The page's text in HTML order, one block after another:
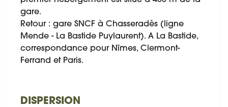
gare.
Retour : gare SNCF à Chasseradès (ligne
Mende - La Bastide Puylaurent). A La Bastide,
correspondance pour Nîmes, Clermont-
Ferrand et Paris.
DISPERSION